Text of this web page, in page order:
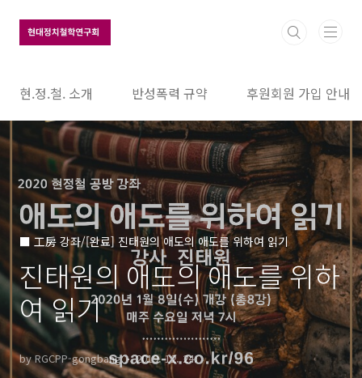
현.정.철. 소개 반성폭력 규약 후원회원 가입 안내
■ 工房 강좌/[완료] 진태원의 애도의 애도를 위하여 읽기
진태원의 애도의 애도를 위하
여 읽기
by RGCPP-gongbang 2019. 12. 24.